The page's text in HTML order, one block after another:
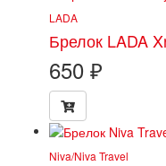
LADA
Брелок LADA
650 ₽
Niva/Niva Travel